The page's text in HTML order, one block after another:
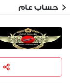
حساب عام